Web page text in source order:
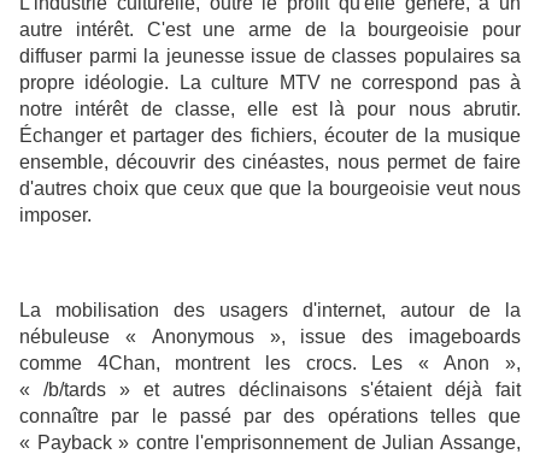
autre intérêt. C'est une arme de la bourgeoisie pour
diffuser parmi la jeunesse issue de classes populaires sa
propre idéologie. La culture MTV ne correspond pas à
notre intérêt de classe, elle est là pour nous abrutir.
Échanger et partager des fichiers, écouter de la musique
ensemble, découvrir des cinéastes, nous permet de faire
d'autres choix que ceux que que la bourgeoisie veut nous
imposer.
La mobilisation des usagers d'internet, autour de la
nébuleuse « Anonymous », issue des imageboards
comme 4Chan, montrent les crocs. Les « Anon »,
« /b/tards » et autres déclinaisons s'étaient déjà fait
connaître par le passé par des opérations telles que
« Payback » contre l'emprisonnement de Julian Assange,